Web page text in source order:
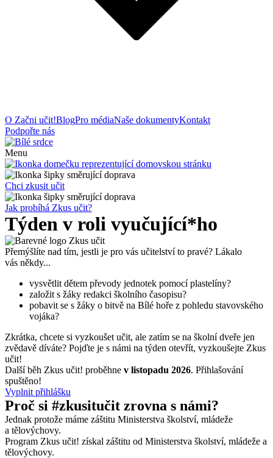
O Začni učit!BlogPro médiaNaše dokumentyKontakt
Podpořte nás
Menu
Chci zkusit učit
Jak probíhá Zkus učit?
Týden v roli vyučující*ho
Přemýšlíte nad tím, jestli je pro vás učitelství to pravé? Lákalo
vás někdy...
vysvětlit dětem převody jednotek pomocí plastelíny?
založit s žáky redakci školního časopisu?
pobavit se s žáky o bitvě na Bílé hoře z pohledu stavovského
vojáka?
Zkrátka, chcete si vyzkoušet učit, ale zatím se na školní dveře jen
zvědavě díváte? Pojďte je s námi na týden otevřít, vyzkoušejte Zkus
učit!
Další běh Zkus učit! proběhne v listopadu 2026. Přihlašování
spuštěno!
Vyplnit přihlášku
Proč si #zkusitučit zrovna s námi?
Jednak protože máme záštitu Ministerstva školství, mládeže
a tělovýchovy.
Program Zkus učit! získal záštitu od Ministerstva školství, mládeže a
tělovýchovy.